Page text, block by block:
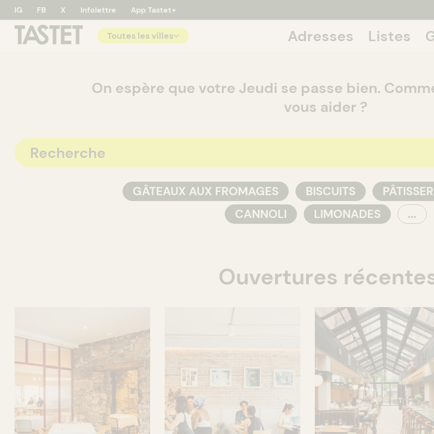
IG FB X Infolettre App Tastet+
Toutes les villes Adresses Listes
Tastet - If we
On espère que votre Jeudi se passe bien.
vous aider ?
GÂTEAUX AUX FROMAGES BISCUITS
CANNOLI
LIMONADES ...
Ouvertures